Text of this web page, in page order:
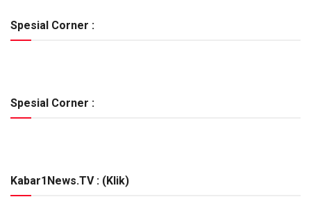
Spesial Corner :
Spesial Corner :
Kabar1News.TV : (Klik)